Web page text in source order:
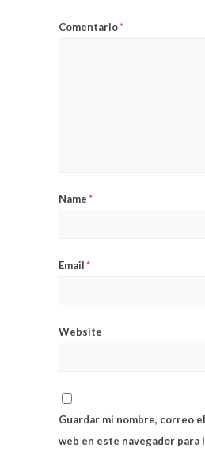
Comentario*
Name*
Email*
Website
Guardar mi nombre, correo
web en este navegador para